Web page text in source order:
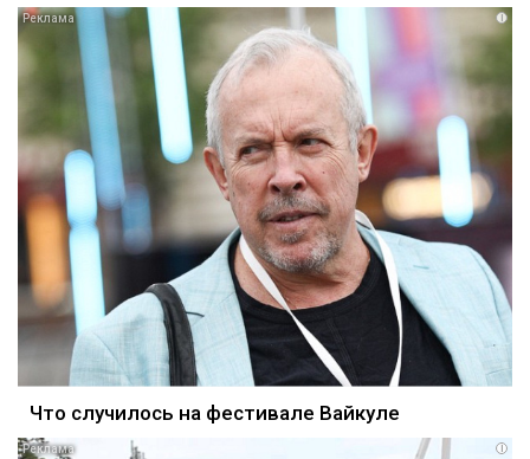
i
Что случилось на фестивале Вайкуле
i